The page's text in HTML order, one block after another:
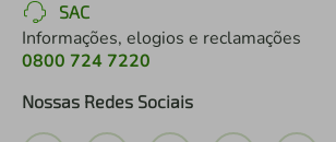
SAC
Informações, elogios e reclamações
0800 724 7220
Nossas Redes Sociais